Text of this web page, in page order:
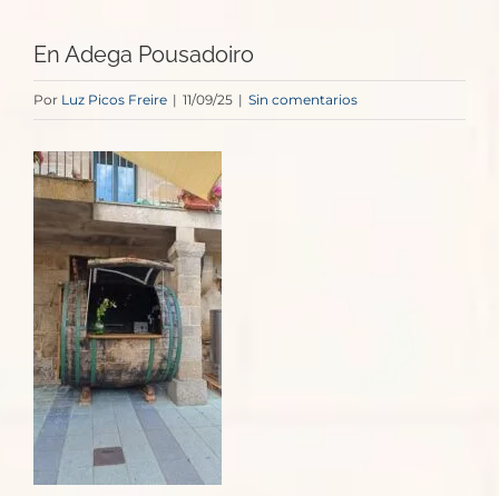
En Adega Pousadoiro
Por Luz Picos Freire | 11/09/25 | Sin comentarios